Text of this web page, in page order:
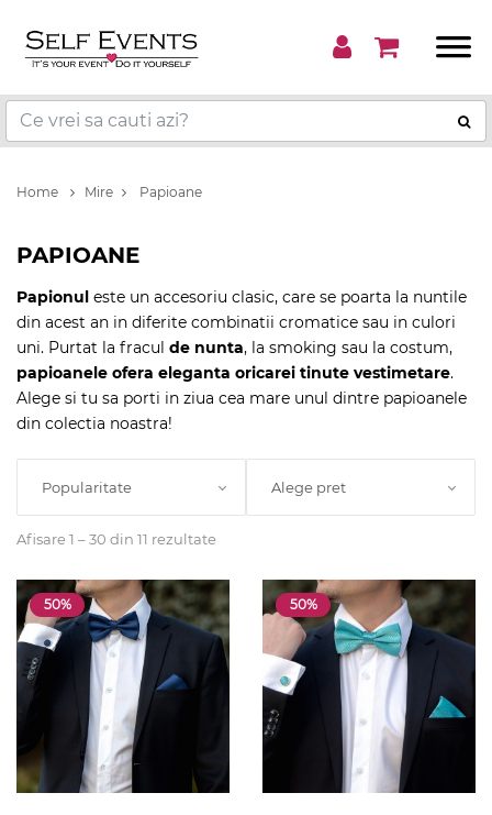
Home Mire Papioane
PAPIOANE
Papionul este un accesoriu clasic, care se poarta la nuntile
din acest an in diferite combinatii cromatice sau in culori
uni. Purtat la fracul de nunta, la smoking sau la costum,
papioanele ofera eleganta oricarei tinute vestimetare.
Alege si tu sa porti in ziua cea mare unul dintre papioanele
din colectia noastra!
Popularitate Alege pret
Afisare 1 – 30 din 11 rezultate
50% 50%